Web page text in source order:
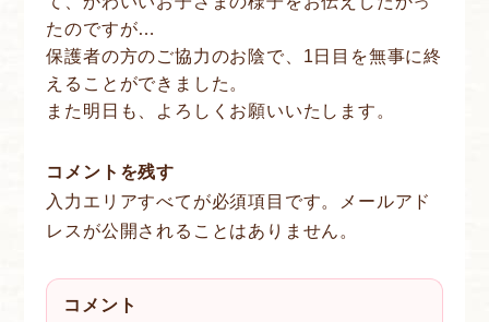
たのですが…
保護者の方のご協力のお陰で、1日目を無事に終
えることができました。
また明日も、よろしくお願いいたします。
コメントを残す
入力エリアすべてが必須項目です。メールアド
レスが公開されることはありません。
コメント